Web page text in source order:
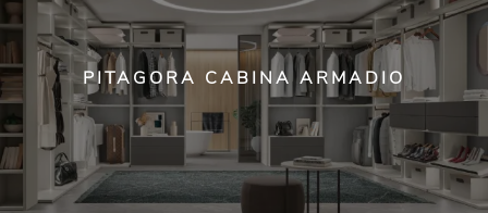
PITAGORA CABINA ARMADIO